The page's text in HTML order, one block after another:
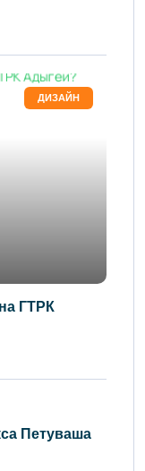
ДИЗАЙН
ГТРК
Петуваша